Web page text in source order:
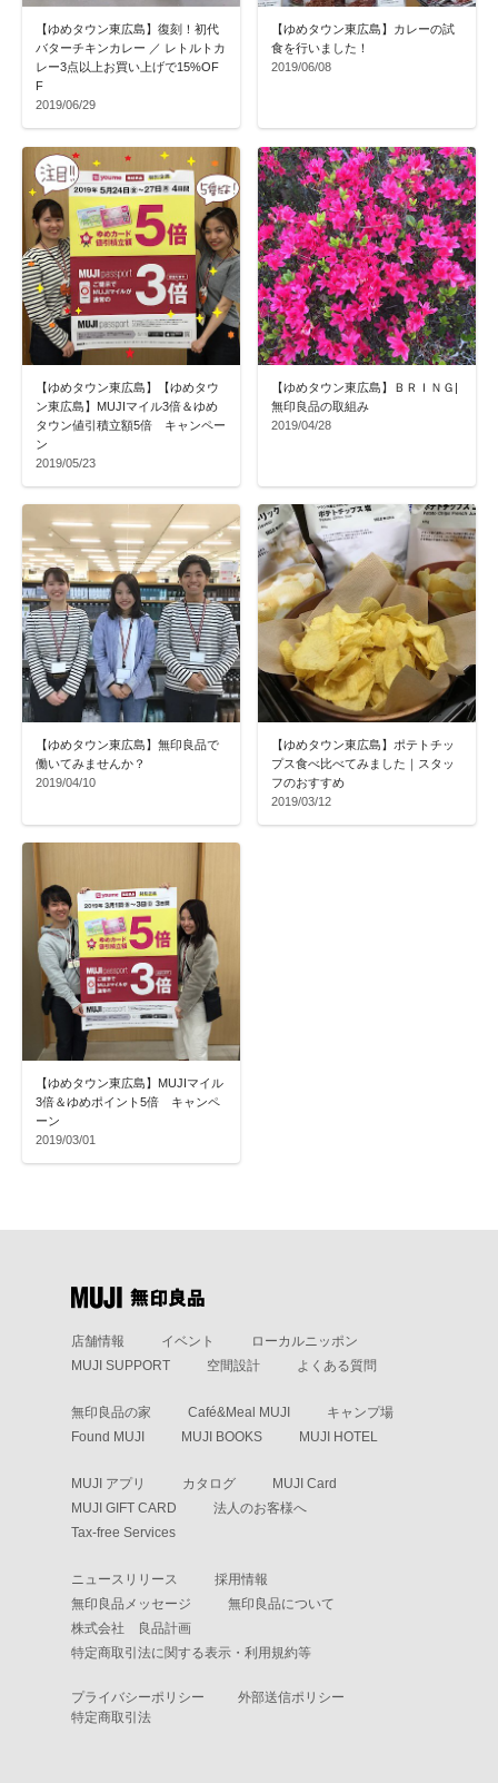
【ゆめタウン東広島】復刻！初代
バターチキンカレー ／ レトルトカ
レー3点以上お買い上げで15%OF
F
2019/06/29
【ゆめタウン東広島】カレーの試
食を行いました！
2019/06/08
【ゆめタウン東広島】【ゆめタウ
ン東広島】MUJIマイル3倍＆ゆめ
タウン値引積立額5倍 キャンペー
ン
2019/05/23
【ゆめタウン東広島】ＢＲＩＮＧ|
無印良品の取組み
2019/04/28
【ゆめタウン東広島】無印良品で
働いてみませんか？
2019/04/10
【ゆめタウン東広島】ポテトチッ
プス食べ比べてみました｜スタッ
フのおすすめ
2019/03/12
【ゆめタウン東広島】MUJIマイル
3倍＆ゆめポイント5倍 キャンペ
ーン
2019/03/01
店舗情報 イベント
ローカルニッポン
MUJI SUPPORT
空間設計 よくある質問
無印良品の家 Café&Meal MUJI
キャンプ場
Found MUJI
MUJI BOOKS MUJI HOTEL
MUJI アプリ カタログ
MUJI Card
MUJI GIFT CARD
法人のお客様へ
Tax-free Services
ニュースリリース
採用情報
無印良品メッセージ
無印良品について
株式会社 良品計画
特定商取引法に関する表示・利用規約等
プライバシーポリシー
外部送信ポリシー
特定商取引法